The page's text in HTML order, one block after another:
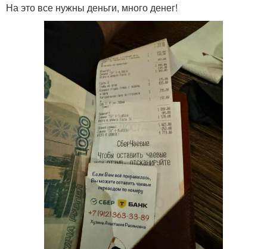
На это все нужны деньги, много денег!